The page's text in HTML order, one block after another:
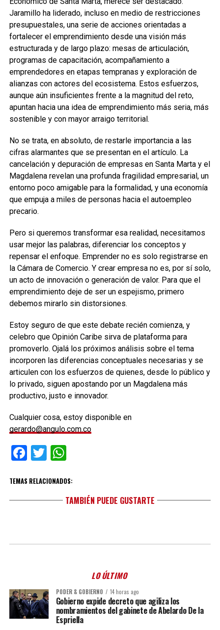
Jaramillo ha liderado, incluso en medio de restricciones
presupuestales, una serie de acciones orientadas a
fortalecer el emprendimiento desde una visión más
estructurada y de largo plazo: mesas de articulación,
programas de capacitación, acompañamiento a
emprendedores en etapas tempranas y exploración de
alianzas con actores del ecosistema. Estos esfuerzos,
aunque aún insuficientes frente a la magnitud del reto,
apuntan hacia una idea de emprendimiento más seria, más
sostenible y con mayor arraigo territorial.
No se trata, en absoluto, de restarle importancia a las
cifras alarmantes que se presentan en el artículo. La
cancelación y depuración de empresas en Santa Marta y el
Magdalena revelan una profunda fragilidad empresarial, un
entorno poco amigable para la formalidad, y una economía
que empuja a miles de personas hacia el autoempleo
precario.
Pero si queremos transformar esa realidad, necesitamos
usar mejor las palabras, diferenciar los conceptos y
repensar el enfoque. Emprender no es solo registrarse en
la Cámara de Comercio. Y crear empresa no es, por sí solo,
un acto de innovación o generación de valor. Para que el
emprendimiento deje de ser un espejismo, primero
debemos mirarlo sin distorsiones.
Estoy seguro de que este debate recién comienza, y
celebro que Opinión Caribe sirva de plataforma para
promoverlo. Ojalá los próximos análisis sobre el tema
incorporen las diferencias conceptuales necesarias y se
articulen con los esfuerzos de quienes, desde lo público y
lo privado, siguen apostando por un Magdalena más
productivo, justo e innovador.
Cualquier cosa, estoy disponible en
gerardo@angulo.com.co
Facebook
TwitterWhatsApp
TEMAS RELACIONADOS:
TAMBIÉN PUEDE GUSTARTE
LO ÚLTIMO
PODER & GOBIERNO 14 horas ago
Gobierno expide decreto que agiliza los
nombramientos del gabinete de Abelardo De la
Espriella